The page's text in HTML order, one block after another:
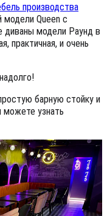
производства
модели Queen с
диваны модели Раунд в
практичная, и очень
барную стойку и
можете узнать